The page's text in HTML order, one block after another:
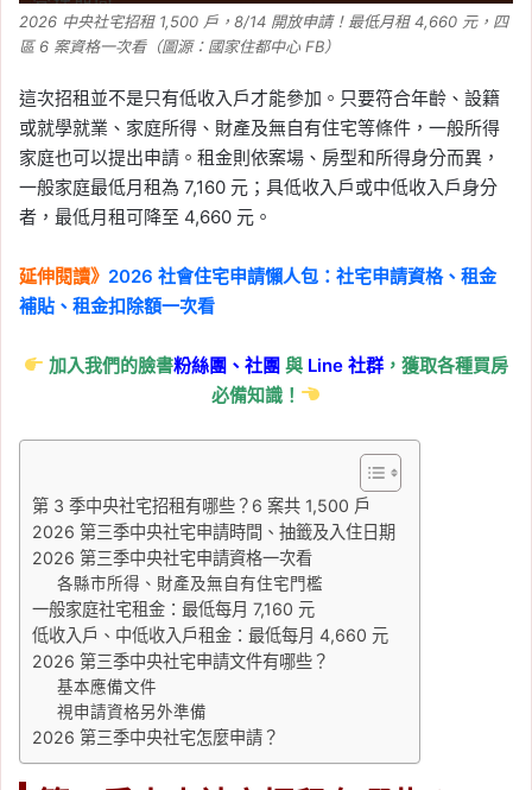
2026 中央社宅招租 1,500 戶，8/14 開放申請！最低月租 4,660 元，四
區 6 案資格一次看（圖源：國家住都中心 FB）
這次招租並不是只有低收入戶才能參加。只要符合年齡、設籍
或就學就業、家庭所得、財產及無自有住宅等條件，一般所得
家庭也可以提出申請。租金則依案場、房型和所得身分而異，
一般家庭最低月租為 7,160 元；具低收入戶或中低收入戶身分
者，最低月租可降至 4,660 元。
延伸閱讀》 2026 社會住宅申請懶人包：社宅申請資格、租金
補貼、租金扣除額一次看
加入我們的臉書粉絲團、社團與 Line社群 ，獲取各種買房
必備知識！
第 3 季中央社宅招租有哪些？6 案共 1,500 戶
2026 第三季中央社宅申請時間、抽籤及入住日期
2026 第三季中央社宅申請資格一次看
各縣市所得、財產及無自有住宅門檻
一般家庭社宅租金：最低每月 7,160 元
低收入戶、中低收入戶租金：最低每月 4,660 元
2026 第三季中央社宅申請文件有哪些？
基本應備文件
視申請資格另外準備
2026 第三季中央社宅怎麼申請？